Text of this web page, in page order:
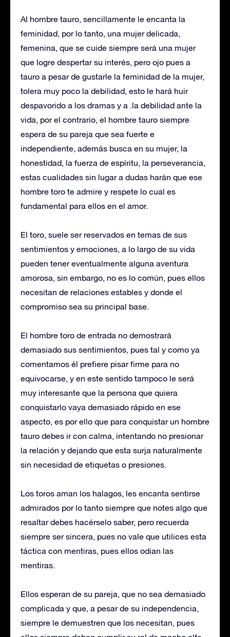
Al hombre tauro, sencillamente le encanta la
feminidad, por lo tanto, una mujer delicada,
femenina, que se cuide siempre será una mujer
que logre despertar su interés, pero ojo pues a
tauro a pesar de gustarle la feminidad de la mujer,
tolera muy poco la debilidad, esto le hará huir
despavorido a los dramas y a .la debilidad ante la
vida, por el contrario, el hombre tauro siempre
espera de su pareja que sea fuerte e
independiente, además busca en su mujer, la
honestidad, la fuerza de espíritu, la perseverancia,
estas cualidades sin lugar a dudas harán que ese
hombre toro te admire y respete lo cual es
fundamental para ellos en el amor.
El toro, suele ser reservados en temas de sus
sentimientos y emociones, a lo largo de su vida
pueden tener eventualmente alguna aventura
amorosa, sin embargo, no es lo común, pues ellos
necesitan de relaciones estables y donde el
compromiso sea su principal base.
El hombre toro de entrada no demostrará
demasiado sus sentimientos, pues tal y como ya
comentamos él prefiere pisar firme para no
equivocarse, y en este sentido tampoco le será
muy interesante que la persona que quiera
conquistarlo vaya demasiado rápido en ese
aspecto, es por ello que para conquistar un hombre
tauro debes ir con calma, intentando no presionar
la relación y dejando que esta surja naturalmente
sin necesidad de etiquetas o presiones.
Los toros aman los halagos, les encanta sentirse
admirados por lo tanto siempre que notes algo que
resaltar debes hacérselo saber, pero recuerda
siempre ser sincera, pues no vale que utilices esta
táctica con mentiras, pues ellos odian las
mentiras.
Ellos esperan de su pareja, que no sea demasiado
complicada y que, a pesar de su independencia,
siempre le demuestren que los necesitan, pues